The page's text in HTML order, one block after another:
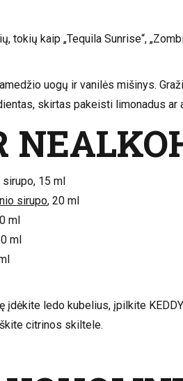
tokių kaip „Tequila Sunrise“,
uogų ir vanilės mišinys.
skirtas pakeisti limonadus ar
sirupo, 15 ml
sirupo, 20 ml
ml
ml
įdėkite ledo kubelius, įpilkite
citrinos skiltele.